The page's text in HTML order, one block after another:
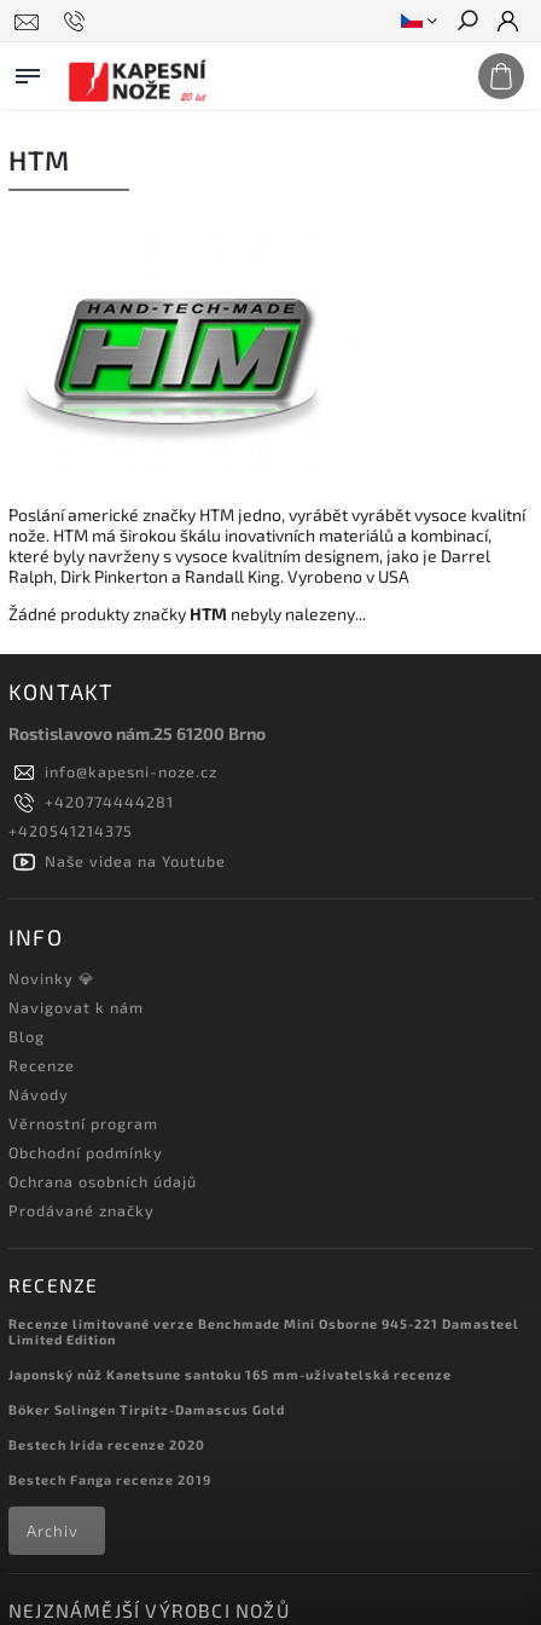
Hledat
HTM
Poslání americké značky HTM jedno, vyrábět vyrábět vysoce kvalitní
nože. HTM má širokou škálu inovativních materiálů a kombinací,
které byly navrženy s vysoce kvalitním designem, jako je Darrel
Ralph, Dirk Pinkerton a Randall King. Vyrobeno v USA
Žádné produkty značky HTM nebyly nalezeny...
KONTAKT
Rostislavovo nám.25 61200 Brno
info@kapesni-noze.cz
+420774444281
+420541214375
Naše videa na Youtube
INFO
Novinky 💎
Navigovat k nám
Blog
Recenze
Návody
Věrnostní program
Obchodní podmínky
Ochrana osobních údajů
Prodávané značky
RECENZE
Recenze limitované verze Benchmade Mini Osborne 945-221 Damasteel
Limited Edition
Japonský nůž Kanetsune santoku 165 mm-uživatelská recenze
Böker Solingen Tirpitz-Damascus Gold
Bestech Irida recenze 2020
Bestech Fanga recenze 2019
Archiv
NEJZNÁMĚJŠÍ VÝROBCI NOŽŮ